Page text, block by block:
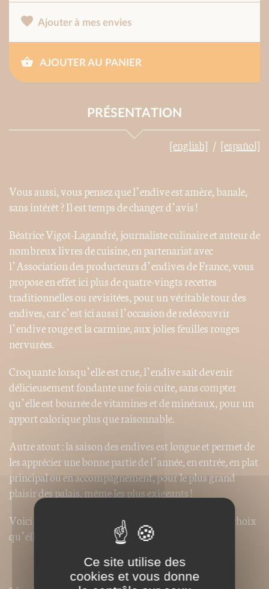
Ajouter à mes envies
AJOUTER AU PANIER
PRÉSENTATION
[english] [español]
Vous aussi, vous pensez que l’endive est amère, banale,
sans intérêt ? Il est temps de changer d’avis !
Béatrice Vigot-Lagandré, journaliste culinaire et auteur de
nombreux livres de cuisine, en partenariat avec
l’Association des producteurs d’endives de France, vous
propose en effet ici plus de quatre-vingts recettes
traditionnelles ou revisitées, pour un véritable tour des
endives, car c’est ici aussi l’occasion de redécouvrir
l’endive rouge et la carmine, aux jolies feuilles rouges
nervurées.
Croquante lorsqu’elle est crue, l’endive sait devenir
délicieusement fondante une fois cuite, sans compter
qu’elle est bourrée de vitamines et de minéraux, pour un
apport calorique plus que raisonnable.
Autre atout : la saison des endives est longue et permet de
les apprécier une bonne partie de l’année, en entrée, en plat
principal ou en accompagnement, pour le plus grand
plaisir des palais, même les plus exigeants !
Voici donc l’ouvrage qui rend à l’endive la place de choix
qu’elle mérite en cuisine !
Ce site utilise des
cookies et vous donne